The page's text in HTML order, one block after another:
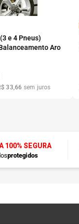
e 4 Pneus)
Aro
33,66 sem juros
100% SEGURA
protegidos